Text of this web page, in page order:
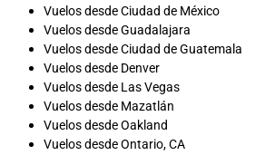
Vuelos desde Ciudad de México
Vuelos desde Guadalajara
Vuelos desde Ciudad de Guatemala
Vuelos desde Denver
Vuelos desde Las Vegas
Vuelos desde Mazatlán
Vuelos desde Oakland
Vuelos desde Ontario, CA